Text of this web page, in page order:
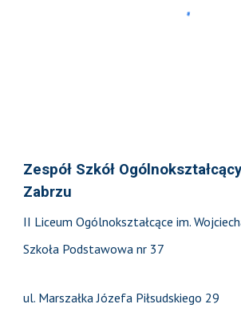
Zespół Szkół
Zabrzu
II Liceum Ogólnokształcące im.
Szkoła Podstawowa nr 37
ul. Marszałka Józefa Piłsudskiego 29